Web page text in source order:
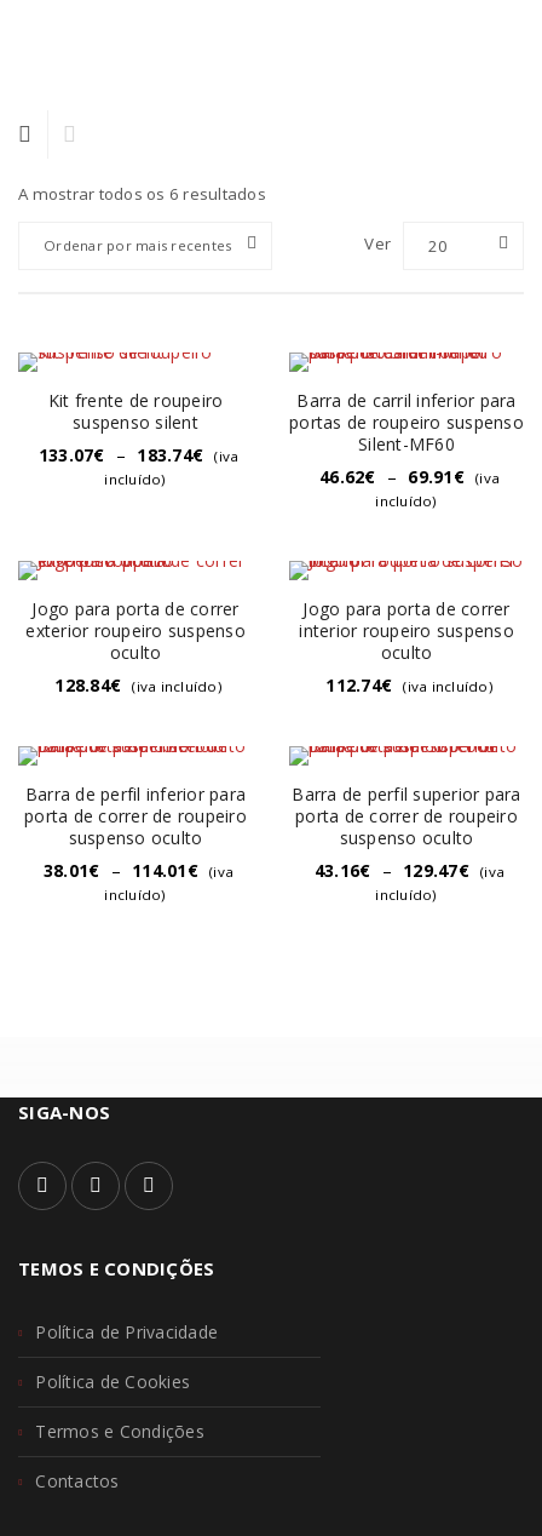
A mostrar todos os 6 resultados
Ordenar por mais recentes Ver 20
Kit frente de roupeiro
suspenso silent
133.07€ – 183.74€
(iva
incluído)
Barra de carril inferior para
portas de roupeiro suspenso
Silent-MF60
46.62€ – 69.91€
(iva
incluído)
Jogo para porta de correr
exterior roupeiro suspenso
oculto
128.84€ (iva incluído)
Jogo para porta de correr
interior roupeiro suspenso
oculto
112.74€ (iva incluído)
Barra de perfil inferior para
porta de correr de roupeiro
suspenso oculto
38.01€ – 114.01€
(iva
incluído)
Barra de perfil superior para
porta de correr de roupeiro
suspenso oculto
43.16€ – 129.47€
(iva
incluído)
SIGA-NOS
TEMOS E CONDIÇÕES
Política de Privacidade
Política de Cookies
Termos e Condições
Contactos